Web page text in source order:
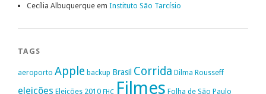
Cecília Albuquerque em Instituto São Tarcísio
TAGS
aeroporto Apple backup Brasil Corrida Dilma Rousseff
eleições Eleições 2010 FHC Filmes Folha de São Paulo